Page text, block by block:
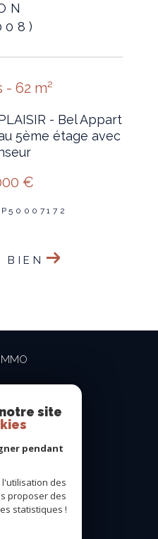
- 62 m²
- Bel Appart
5ème étage avec
€
BIEN
immo.com
SUR
site
pendant
des
proposer des
statistiques !